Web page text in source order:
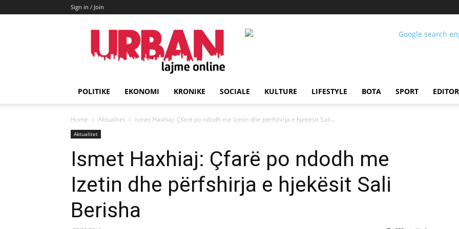
Sign in / Join
URBAN
Lajme
POLITIKE EKONOMI KRONIKE SOCIALE KULTURE LIFESTYLE BOTA SPORT
Home Aktualitet Ismet Haxhiaj: Çfarë po ndodh me Izetin dhe përfshirja e hjekësit Sali...
Aktualitet
Ismet Haxhiaj: Çfarë po ndodh me
Izetin dhe përfshirja e hjekësit Sali
Berisha